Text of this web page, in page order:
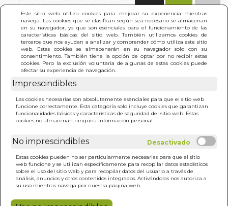
Este sitio web utiliza cookies para mejorar su experiencia mientras
navega. Las cookies que se clasifican según sea necesario se almacenan
en su navegador, ya que son esenciales para el funcionamiento de las
características básicas del sitio web. También utilizamos cookies de
terceros que nos ayudan a analizar y comprender cómo utiliza este sitio
web. Estas cookies se almacenarán en su navegador solo con su
consentimiento. También tiene la opción de optar por no recibir estas
cookies. Pero la exclusión voluntaria de algunas de estas cookies puede
afectar su experiencia de navegación.
Imprescindibles
Las cookies necesarias son absolutamente esenciales para que el sitio web
funcione correctamente. Esta categoría solo incluye cookies que garantizan
funcionalidades básicas y características de seguridad del sitio web. Estas
cookies no almacenan ninguna información personal.
No imprescindibles
Estas cookies pueden no ser particularmente necesarias para que el sitio
web funcione y se utilizan específicamente para recopilar datos estadísticos
sobre el uso del sitio web y para recopilar datos del usuario a través de
análisis, anuncios y otros contenidos integrados. Activándolas nos autoriza a
su uso mientras navega por nuestra página web.
INICIO > NOS CONTRA TODOS